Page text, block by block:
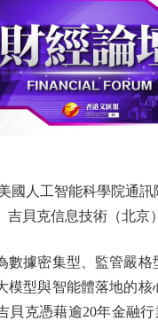
人工智能科學院通訊
吉貝克信息技術（北京
據密集型、監管嚴格
模型與智能體落地的核
貝克憑藉逾20年金融